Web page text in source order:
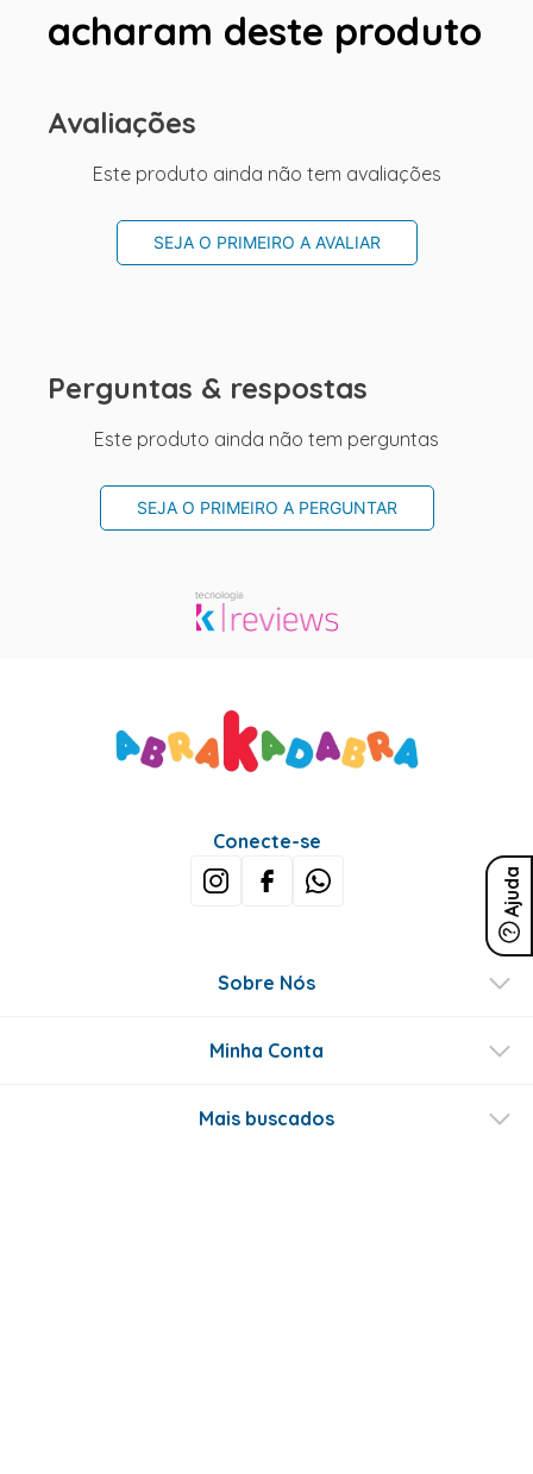
acharam deste produto
Avaliações
Este produto ainda não tem avaliações
SEJA O PRIMEIRO A AVALIAR
Perguntas & respostas
Este produto ainda não tem perguntas
SEJA O PRIMEIRO A PERGUNTAR
Ajuda
Conecte-se
Sobre Nós
Minha Conta
Mais buscados